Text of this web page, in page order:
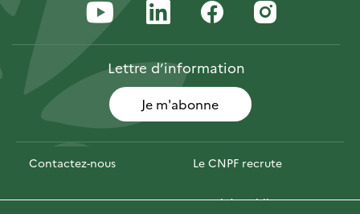
Lettred’information
Je m'abonne
Contactez-nous Le CNPF recrute
Espace presse Marchés publics